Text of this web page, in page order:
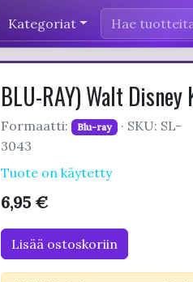
Kategoriat
BLU-RAY) Walt
Formaatti: Blu-ray
· SKU: SL-
3043
Tuote on käytetty
6,95 €
Lisää ostoskoriin